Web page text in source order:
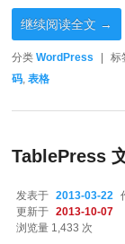
继续阅读全文 →
分类 WordPress 标
码,表格
TablePress
发表于 2013-03-22
更新于
2013-10-07
浏览量 1,433 次